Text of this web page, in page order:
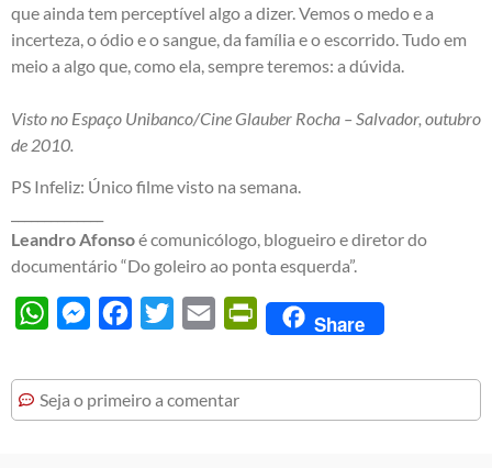
que ainda tem perceptível algo a dizer. Vemos o medo e a
incerteza, o ódio e o sangue, da família e o escorrido. Tudo em
meio a algo que, como ela, sempre teremos: a dúvida.
Visto no Espaço Unibanco/Cine Glauber Rocha – Salvador, outubro
de 2010.
PS Infeliz: Único filme visto na semana.
Leandro Afonsoé comunicólogo, blogueiro e diretor do
documentário “Do goleiro ao ponta esquerda”.
WhatsAppMessengerFacebook
Twitter Email PrintFriendly
Share
Seja o primeiro a comentar